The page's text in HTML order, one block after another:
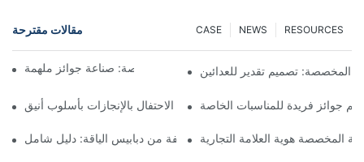
مقالات مقترحة RESOURCES
NEWS
CASE
فن صنع الميداليات المخصصة: صناعة جوائز ملهمةالمخصصة: تصميم تقدير للعدائين
ميداليات الجوائز المخصصة: الاحتفال بالإنجازات بأسلوب أنيق
جوائز فريدة للمناسبات الخاصة
فهم أنواع مختلفة من دبابيس الياقة: دليل شاملالمخصصة هوية العلامة التجارية